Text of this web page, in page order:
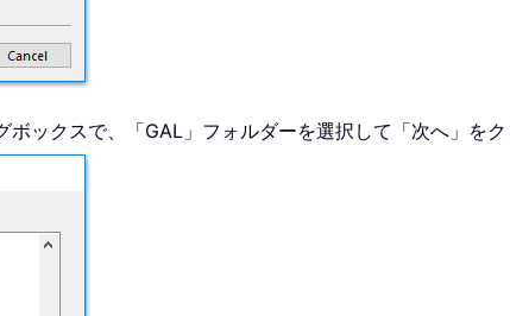
ックスで、「GAL」フォルダーを選択して「次へ」をク